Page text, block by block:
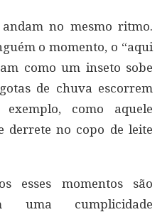
no mesmo ritmo.
o momento, o “aqui
como um inseto sobe
de chuva escorrem
como aquele
derrete no copo de leite
esses momentos são
uma cumplicidade